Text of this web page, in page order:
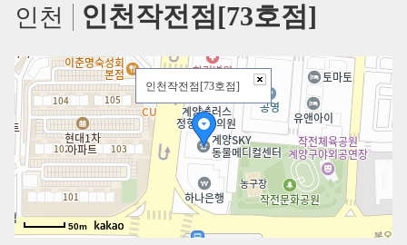
인천 인천작전점[73호점]
인천작전점[73호점]
50m